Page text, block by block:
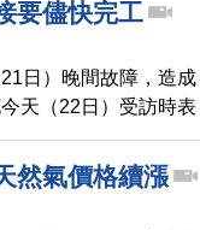
要儘快完工
日）晚間故障，造成
天（22日）受訪時表
小時後恢復供氣。
然氣價格續漲